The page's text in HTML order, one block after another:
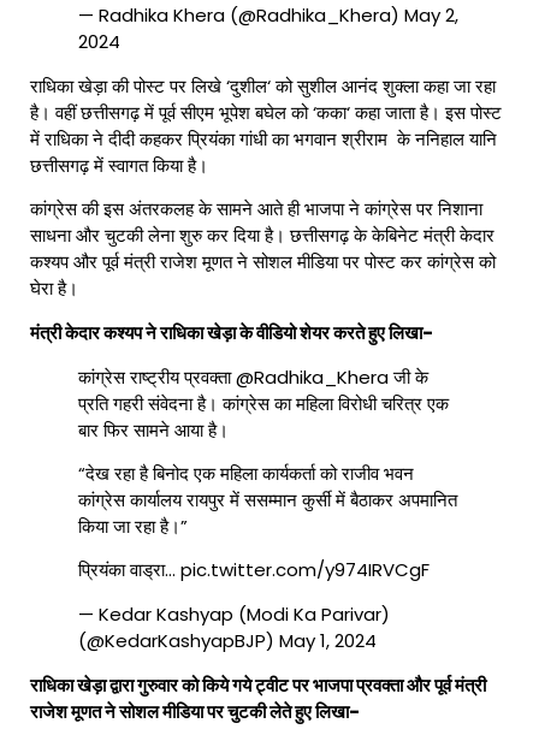
— Radhika Khera (@Radhika_Khera) May 2,
2024
राधिका खेड़ा की पोस्ट पर लिखे ‘दुशील‘ को सुशील आनंद शुक्ला कहा जा रहा
है। वहीं छत्तीसगढ़ में पूर्व सीएम भूपेश बघेल को ‘कका‘ कहा जाता है। इस पोस्ट
में राधिका ने दीदी कहकर प्रियंका गांधी का भगवान श्रीराम के ननिहाल यानि
छत्तीसगढ़ में स्वागत किया है।
कांग्रेस की इस अंतरकलह के सामने आते ही भाजपा ने कांग्रेस पर निशाना
साधना और चुटकी लेना शुरु कर दिया है। छत्तीसगढ़ के केबिनेट मंत्री केदार
कश्यप और पूर्व मंत्री राजेश मूणत ने सोशल मीडिया पर पोस्ट कर कांग्रेस को
घेरा है।
मंत्री केदार कश्यप ने राधिका खेड़ा के वीडियो शेयर करते हुए लिखा-
कांग्रेस राष्ट्रीय प्रवक्ता@Radhika_Kheraजी के
प्रति गहरी संवेदना है। कांग्रेस का महिला विरोधी चरित्र एक
बार फिर सामने आया है।
“देख रहा है बिनोद एक महिला कार्यकर्ता को राजीव भवन
कांग्रेस कार्यालय रायपुर में ससम्मान कुर्सी में बैठाकर अपमानित
किया जा रहा है।”
प्रियंका वाड्रा… pic.twitter.com/y974IRVCgF
— Kedar Kashyap (Modi Ka Parivar)
(@KedarKashyapBJP) May 1, 2024
राधिका खेड़ा द्वारा गुरुवार को किये गये ट्वीट पर भाजपा प्रवक्ता और पूर्व मंत्री
राजेश मूणत ने सोशल मीडिया पर चुटकी लेते हुए लिखा-